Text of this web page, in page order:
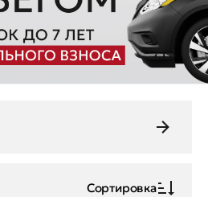
Сортировка